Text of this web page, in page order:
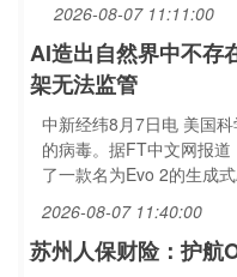
2026-08-07 11:11:00
AI造出自然界中不存
架无法监管
中新经纬8月7日电 美国
的病毒。据FT中文网报
了一款名为Evo 2的生成
2026-08-07 11:40:00
苏州人保财险：护航